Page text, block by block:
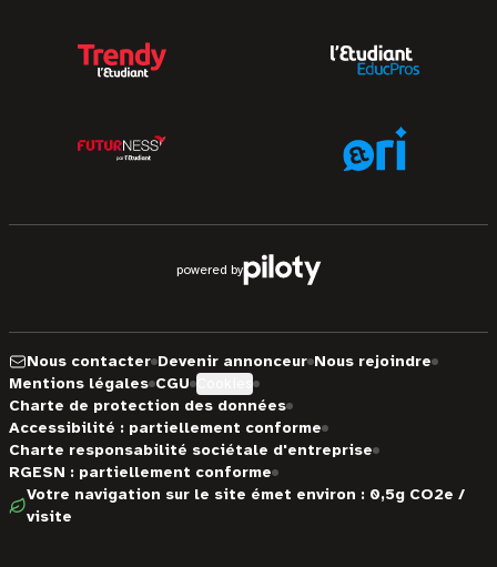
powered by
Nous contacter Devenir annonceur Nous rejoindre
Mentions légales CGU
Charte de protection des données
Accessibilité : partiellement conforme
Charte responsabilité sociétale d'entreprise
RGESN : partiellement conforme
Votre navigation sur le site émet environ : 0,5g CO2e /
visite